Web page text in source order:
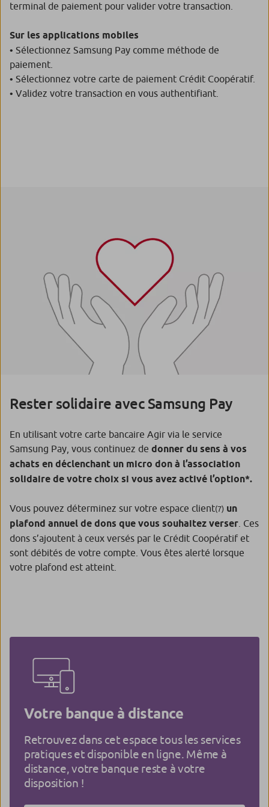
terminal de paiement pour valider votre transaction.
Sur les applications mobiles
• Sélectionnez Samsung Pay comme méthode de
paiement.
• Sélectionnez votre carte de paiement Crédit Coopératif.
• Validez votre transaction en vous authentifiant.
Rester solidaire avec Samsung Pay
En utilisant votre carte bancaire Agir via le service
Samsung Pay, vous continuez de donner du sens à vos
achats en déclenchant un micro don à l’association
solidaire de votre choix si vous avez activé l’option*.
Vous pouvez déterminez sur votre espace client(7) un
plafond annuel de dons que vous souhaitez verser . Ces
dons s’ajoutent à ceux versés par le Crédit Coopératif et
sont débités de votre compte. Vous êtes alerté lorsque
votre plafond est atteint.
Votre banque à distance
Retrouvez dans cet espace tous les services
pratiques et disponible en ligne. Même à
distance, votre banque reste à votre
disposition !